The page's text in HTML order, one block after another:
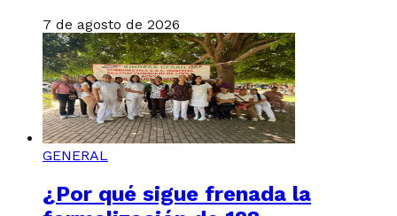
7 de agosto de 2026
GENERAL
¿Por qué sigue frenada la